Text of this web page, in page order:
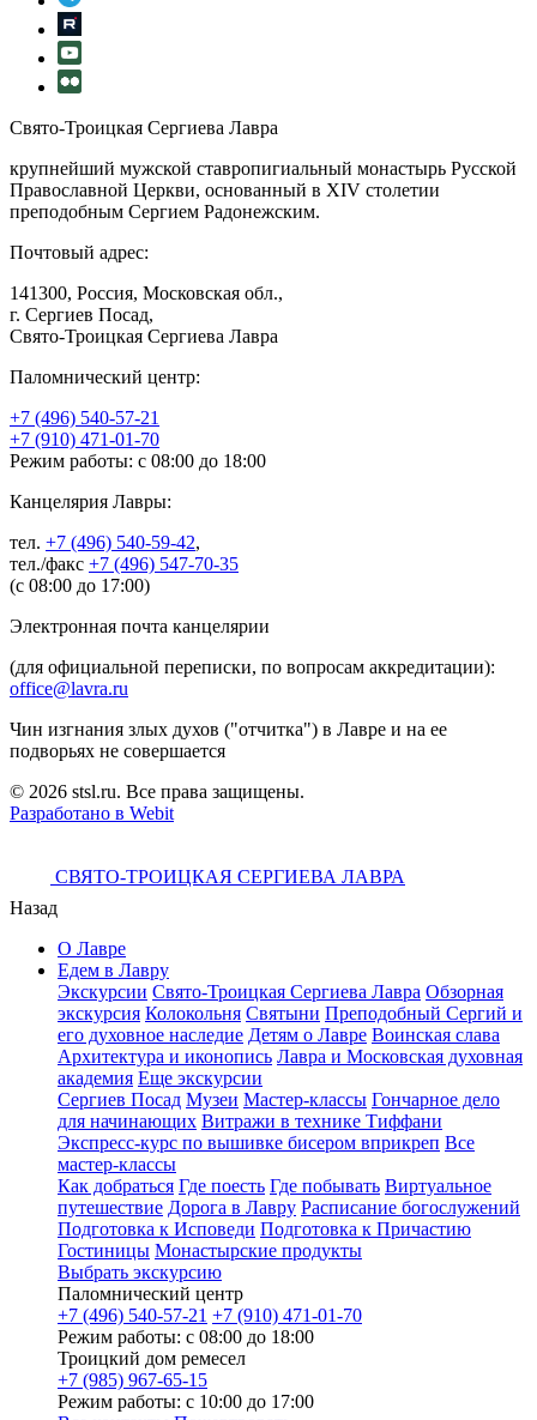
Свято-Троицкая Сергиева Лавра
крупнейший мужской ставропигиальный монастырь Русской
Православной Церкви, основанный в XIV столетии
преподобным Сергием Радонежским.
Почтовый адрес:
141300, Россия, Московская обл.,
г. Сергиев Посад,
Свято-Троицкая Сергиева Лавра
Паломнический центр:
+7 (496) 540-57-21
+7 (910) 471-01-70
Режим работы: с 08:00 до 18:00
Канцелярия Лавры:
тел. +7 (496) 540-59-42,
тел./факс +7 (496) 547-70-35
(с 08:00 до 17:00)
Электронная почта канцелярии
(для официальной переписки, по вопросам аккредитации):
office@lavra.ru
Чин изгнания злых духов ("отчитка") в Лавре и на ее
подворьях не совершается
© 2026 stsl.ru. Все права защищены.
Разработано в Webit
СВЯТО-ТРОИЦКАЯ СЕРГИЕВА ЛАВРА
Назад
О Лавре
Едем в Лавру
Экскурсии Свято-Троицкая Сергиева Лавра Обзорная
экскурсия Колокольня Святыни Преподобный Сергий и
его духовное наследие Детям о Лавре Воинская слава
Архитектура и иконопись Лавра и Московская духовная
академия Еще экскурсии
Сергиев Посад Музеи Мастер-классы Гончарное дело
для начинающих Витражи в технике Тиффани
Экспресс-курс по вышивке бисером вприкреп Все
мастер-классы
Как добраться Где поесть Где побывать Виртуальное
путешествие Дорога в Лавру Расписание богослужений
Подготовка к Исповеди Подготовка к Причастию
Гостиницы Монастырские продукты
Выбрать экскурсию
Паломнический центр
+7 (496) 540-57-21 +7 (910) 471-01-70
Режим работы: с 08:00 до 18:00
Троицкий дом ремесел
+7 (985) 967-65-15
Режим работы: с 10:00 до 17:00